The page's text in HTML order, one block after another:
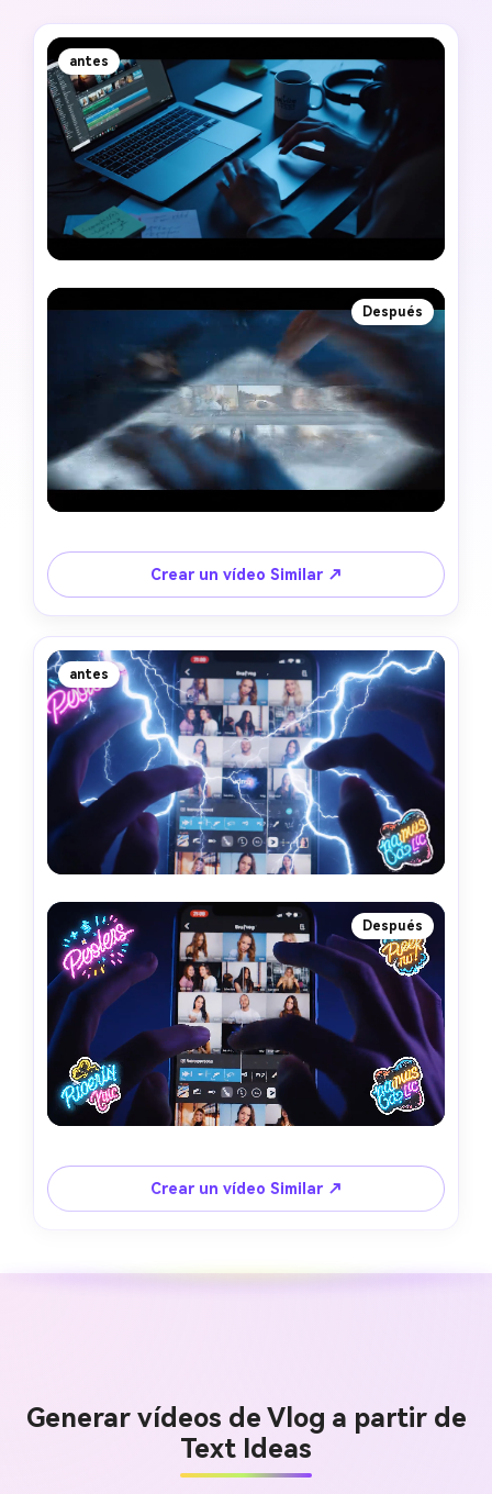
antes
Después
Crear un vídeo Similar ↗
antes
Después
Crear un vídeo Similar ↗
Generar vídeos de Vlog a partir de
Text Ideas